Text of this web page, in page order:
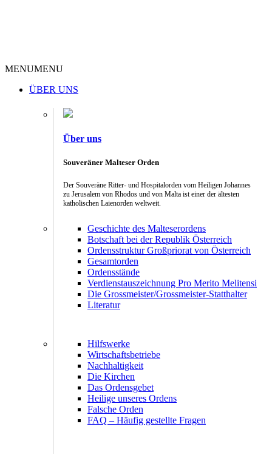
MENUMENU
ÜBER UNS
Über uns
Souveräner Malteser Orden
Der Souveräne Ritter- und Hospitalorden vom Heiligen Johannes
zu Jerusalem von Rhodos und von Malta ist einer der ältesten
katholischen Laienorden weltweit.
Geschichte des Malteserordens
Botschaft bei der Republik Österreich
Ordensstruktur Großpriorat von Österreich
Gesamtorden
Ordensstände
Verdienstauszeichnung Pro Merito Melitensi
Die Grossmeister/Grossmeister-Statthalter
Literatur
Hilfswerke
Wirtschaftsbetriebe
Nachhaltigkeit
Die Kirchen
Das Ordensgebet
Heilige unseres Ordens
Falsche Orden
FAQ – Häufig gestellte Fragen